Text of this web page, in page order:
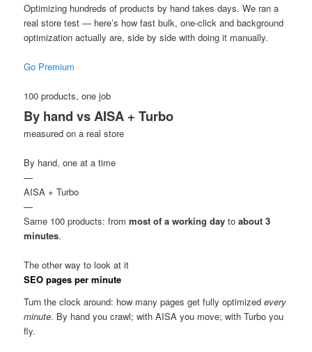
Optimizing hundreds of products by hand takes days. We ran a
real store test — here’s how fast bulk, one-click and background
optimization actually are, side by side with doing it manually.
Go Premium
100 products, one job
By hand vs AISA + Turbo
measured on a real store
By hand, one at a time
—
AISA + Turbo
—
Same 100 products: frommost of a working day toabout 3
minutes.
The other way to look at it
SEO pages per minute
Turn the clock around: how many pages get fully optimizedevery
minute. By hand you crawl; with AISA you move; with Turbo you
fly.